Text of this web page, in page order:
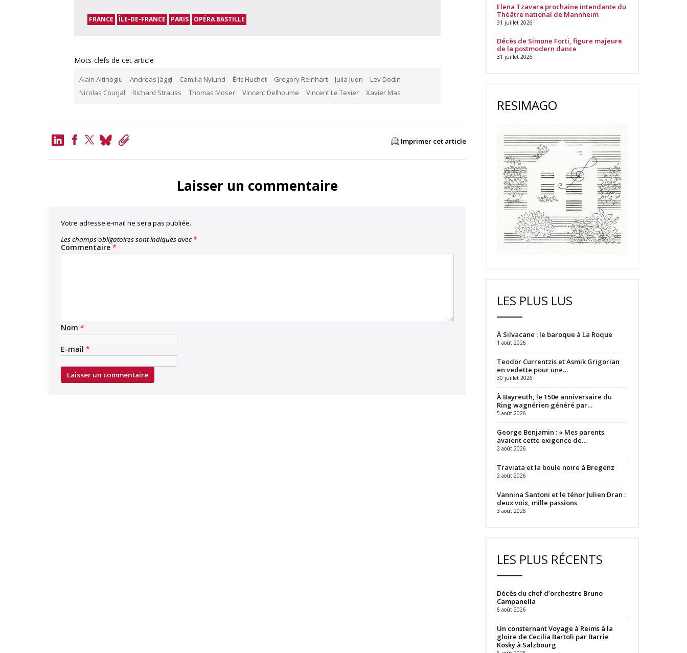
FRANCE ÎLE-DE-FRANCE PARIS OPÉRA BASTILLE
Mots-clefs de cet article
Alain Altinoglu Andreas Jäggi Camilla Nylund Éric Huchet Gregory Reinhart Julia Juon
Lev Dodin
Nicolas Courjal
Richard Strauss Thomas Moser Vincent Delhoume Vincent Le Texier Xavier Mas
LinkedIn
BlueskyCopy
Imprimer cet article
Laisser un commentaire
Votre adresse e-mail ne sera pas publiée.
Les champs obligatoires sont indiqués avec *
Commentaire *
Nom *
E-mail *
Elena Tzavara prochaine intendante du
Théâtre national de Mannheim
31 juillet 2026
Décès de Simone Forti, figure majeure
de la postmodern dance
31 juillet 2026
RESIMAGO
LES PLUS LUS
À Silvacane : le baroque à La Roque
1 août 2026
Teodor Currentzis et Asmik Grigorian
en vedette pour une…
30 juillet 2026
À Bayreuth, le 150e anniversaire du
Ring wagnérien généré par…
5 août 2026
George Benjamin : « Mes parents
avaient cette exigence de…
2 août 2026
Traviata et la boule noire à Bregenz
2 août 2026
Vannina Santoni et le ténor Julien Dran :
deux voix, mille passions
3 août 2026
LES PLUS RÉCENTS
Décès du chef d’orchestre Bruno
Campanella
6 août 2026
Un consternant Voyage à Reims à la
gloire de Cecilia Bartoli par Barrie
Kosky à Salzbourg